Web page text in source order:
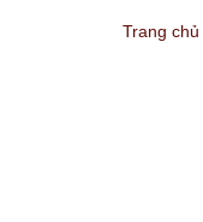
Trang chủ